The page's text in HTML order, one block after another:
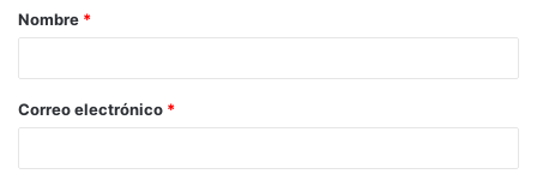
r
*
Nombre *
Correo electrónico *